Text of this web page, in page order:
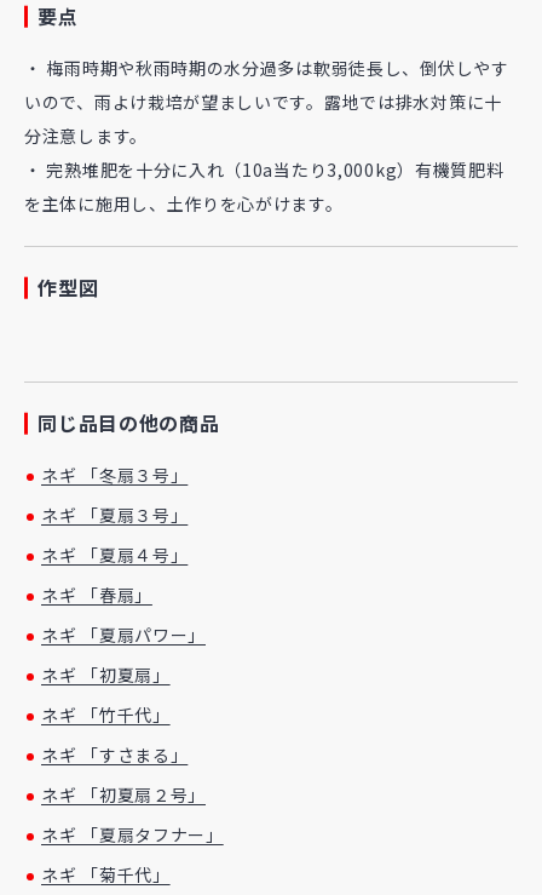
要点
・ 梅雨時期や秋雨時期の水分過多は軟弱徒長し、倒伏しやす
いので、雨よけ栽培が望ましいです。露地では排水対策に十
分注意します。
・ 完熟堆肥を十分に入れ（10a当たり3,000kg）有機質肥料
を主体に施用し、土作りを心がけます。
作型図
同じ品目の他の商品
ネギ 「冬扇３号」
ネギ 「夏扇３号」
ネギ 「夏扇４号」
ネギ 「春扇」
ネギ 「夏扇パワー」
ネギ 「初夏扇」
ネギ 「竹千代」
ネギ 「すさまる」
ネギ 「初夏扇２号」
ネギ 「夏扇タフナー」
ネギ 「菊千代」